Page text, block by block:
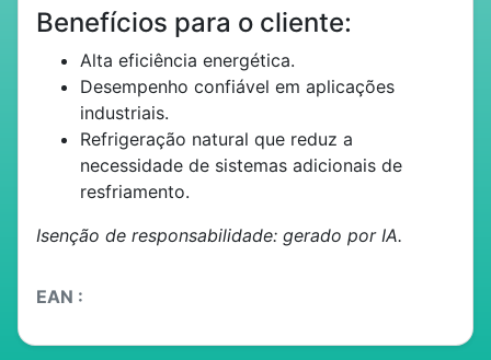
Benefícios para o cliente:
Alta eficiência energética.
Desempenho confiável em aplicações
industriais.
Refrigeração natural que reduz a
necessidade de sistemas adicionais de
resfriamento.
Isenção de responsabilidade: gerado por IA.
EAN :